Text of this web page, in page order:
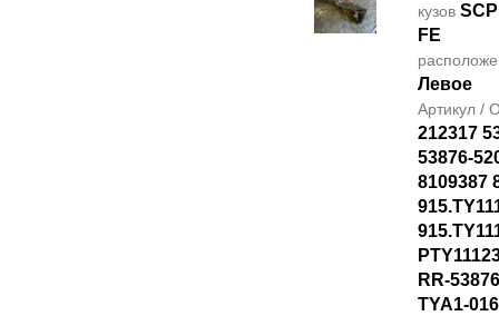
кузов
FE
Левое
Артикул /
212317
53876-
8109387
RR-
TYA1-